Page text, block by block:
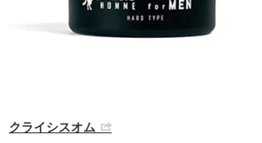
クライシスオム